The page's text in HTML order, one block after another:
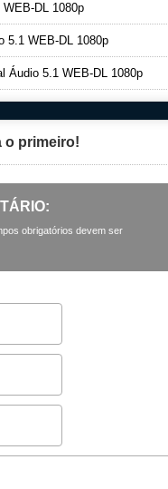
WEB-DL 1080p
5.1 WEB-DL 1080p
Áudio 5.1 WEB-DL 1080p
o primeiro!
obrigatórios devem ser